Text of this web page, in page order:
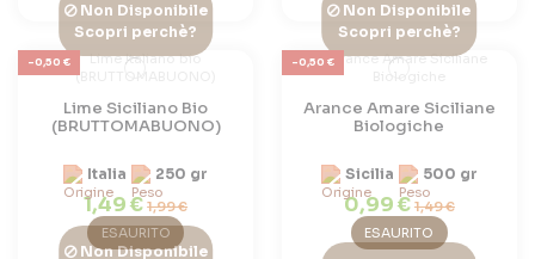
-0,50 €
Non Disponibile
Scopri perchè?
Lime Siciliano Bio
(BRUTTOMABUONO)
Italia 250 gr
1,49 €1,99 €
ESAURITO
-0,50 €
Non Disponibile
Scopri perchè?
Arance Amare Siciliane
Biologiche
Sicilia 500 gr
0,99 €1,49 €
ESAURITO
Non Disponibile